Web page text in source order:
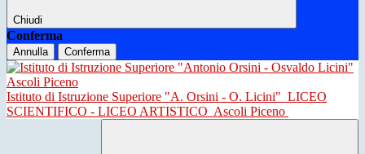
Chiudi
Conferma
Annulla Conferma
Istituto di Istruzione Superiore "A. Orsini - O. Licini" LICEO
SCIENTIFICO - LICEO ARTISTICO Ascoli Piceno